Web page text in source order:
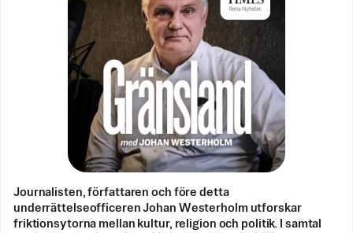
Journalisten, författaren och före detta
underrättelseofficeren Johan Westerholm utforskar
friktionsytorna mellan kultur, religion och politik. I samtal